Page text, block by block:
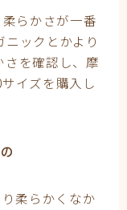
らかさが一番
ックとかより
さを確認し、摩
イズを購入し
柔らかくなか